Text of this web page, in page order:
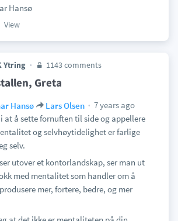
Hansø
View
Ytring 1143 comments
Greta
Hansø Lars Olsen
7 years ago
at å sette fornuften til side og appellere
og selvhøytidelighet er farlige
selv.
utover et kontorlandskap, ser man ut
med mentalitet som handler om å
mer, fortere, bedre, og mer